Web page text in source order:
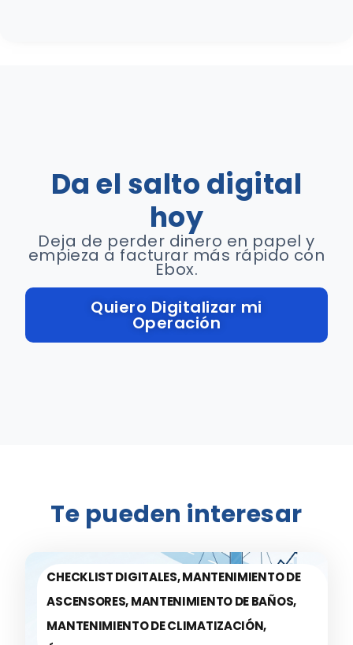
Da el salto digital
hoy
Deja de perder dinero en papel y
empieza a facturar más rápido con
Ebox.
Quiero Digitalizar mi
Operación
Te pueden interesar
CHECKLIST DIGITALES,MANTENIMIENTO DE
ASCENSORES,MANTENIMIENTO DE BAÑOS,
MANTENIMIENTO DE CLIMATIZACIÓN,